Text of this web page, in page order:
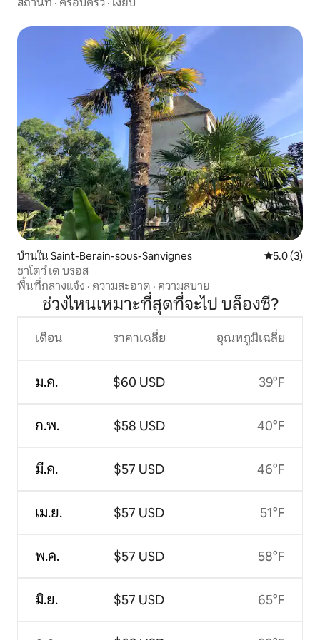
บ้านใน Saint-Berain-sous-Sanvignes คะแนนเฉลี่
5.0 (3)
ชาโตว์ เด บรอส
พื้นที่กลางแจ้ง · ความสะอาด · ความสบาย
ช่วงไหนเหมาะที่สุดที่จะไป บล็องซี?
เดือน
ม.ค.
ก.พ.
มี.ค.
เม.ย.
พ.ค.
มิ.ย.
ราคาเฉลี่ย
$60 USD
$58 USD
$57 USD
$57 USD
$57 USD
$57 USD
อุณหภูมิเฉลี่ย
39°F
40°F
46°F
51°F
58°F
65°F